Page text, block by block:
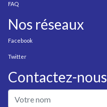
FAQ
Nos réseaux
Facebook
Twitter
Contactez-nous